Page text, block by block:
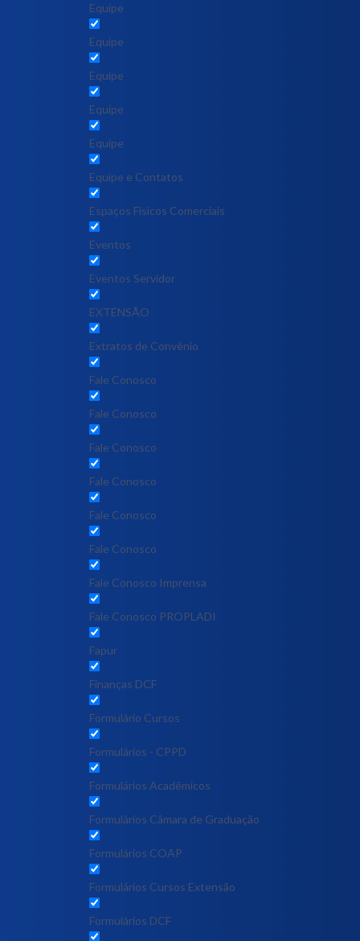
Equipe
Equipe
Equipe
Equipe
Equipe
Equipe e Contatos
Espaços Físicos Comerciais
Eventos
Eventos Servidor
EXTENSÃO
Extratos de Convênio
Fale Conosco
Fale Conosco
Fale Conosco
Fale Conosco
Fale Conosco
Fale Conosco
Fale Conosco Imprensa
Fale Conosco PROPLADI
Fapur
Finanças DCF
Formulário Cursos
Formulários - CPPD
Formulários Acadêmicos
Formulários Câmara de Graduação
Formulários COAP
Formulários Cursos Extensão
Formulários DCF